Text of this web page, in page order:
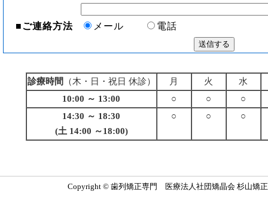
■ご連絡方法 メール 電話
診療時間 （木・日・祝日 休診） 月 火
水
10:00 ～ 13:00
○ ○
○
14:30 ～ 18:30
(土 14:00 ～18:00)
○ ○ ○
Copyright © 歯列矯正専門 医療法人社団矯晶会 杉山矯